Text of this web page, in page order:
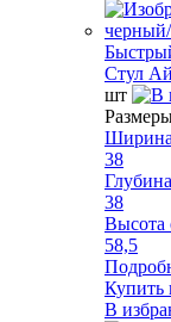
Стул
шт
38
38
Высота
58,5
Купить
В